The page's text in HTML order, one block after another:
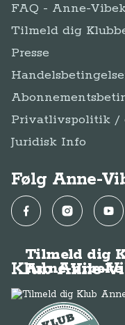
FAQ - Anne-
Tilmeld dig
Presse
Privatlivspolitik /
Juridisk Info
Følg Anne-
FacebookInstagram
Klub Anne-
Tilmeld dig
Anne-Vibeke